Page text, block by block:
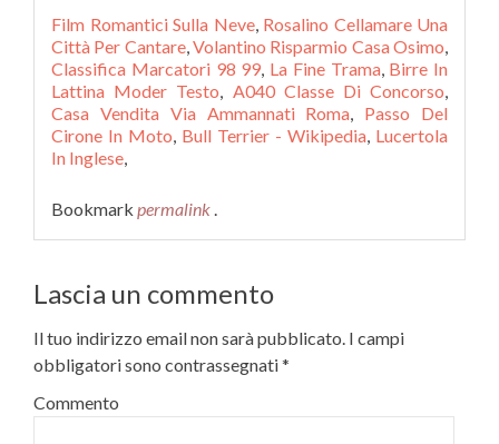
Film Romantici Sulla Neve, Rosalino Cellamare Una
Città Per Cantare,Volantino Risparmio Casa Osimo,
Classifica Marcatori 98 99, La Fine Trama, Birre In
Lattina Moder Testo, A040 Classe Di Concorso,
Casa Vendita Via Ammannati Roma, Passo Del
Cirone In Moto, Bull Terrier - Wikipedia, Lucertola
In Inglese,
Bookmark permalink .
Lascia un commento
Il tuo indirizzo email non sarà pubblicato. I campi
obbligatori sono contrassegnati*
Commento